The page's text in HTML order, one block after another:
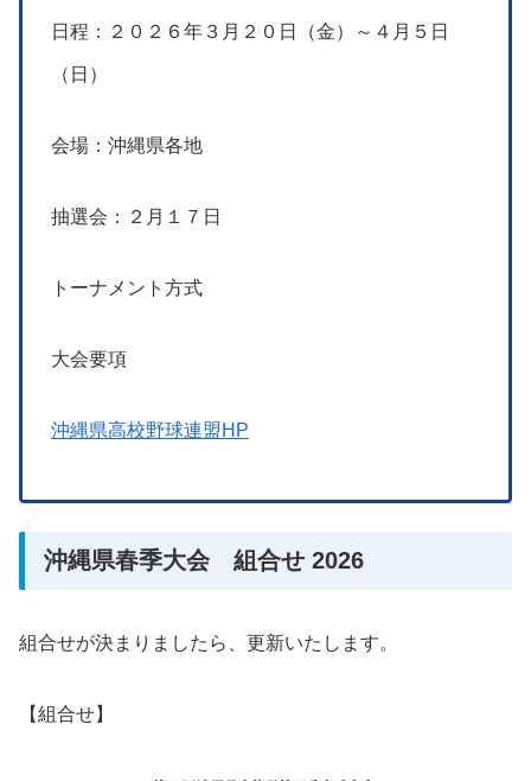
日程：２０２６年３月２０日（金）～４月５日
（日）
会場：沖縄県各地
抽選会：２月１７日
トーナメント方式
大会要項
沖縄県高校野球連盟HP
沖縄県春季大会 組合せ 2026
組合せが決まりましたら、更新いたします。
【組合せ】